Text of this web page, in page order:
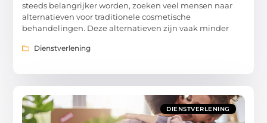
steeds belangrijker worden, zoeken veel mensen naar
alternatieven voor traditionele cosmetische
behandelingen. Deze alternatieven zijn vaak minder
Dienstverlening
DIENSTVERLENING